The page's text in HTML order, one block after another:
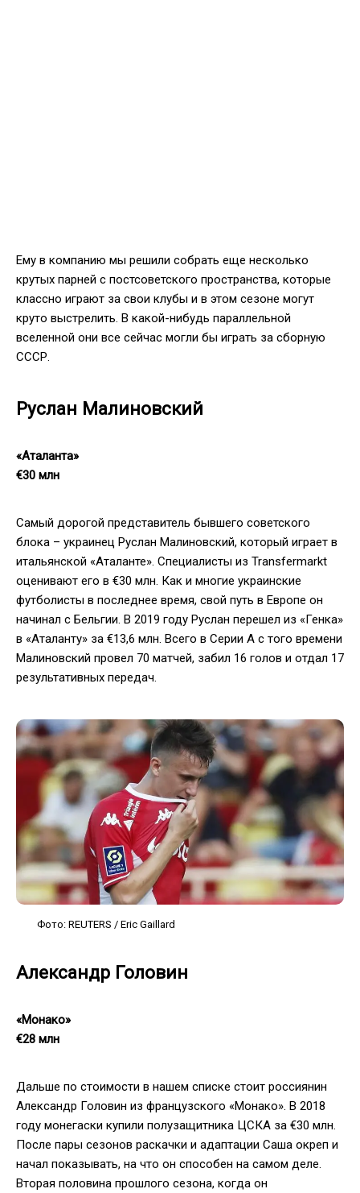
Ему в компанию мы решили собрать еще несколько
крутых парней с постсоветского пространства, которые
классно играют за свои клубы и в этом сезоне могут
круто выстрелить. В какой-нибудь параллельной
вселенной они все сейчас могли бы играть за сборную
СССР.
Руслан Малиновский
«Аталанта»
€30 млн
Самый дорогой представитель бывшего советского
блока – украинец Руслан Малиновский, который играет в
итальянской «Аталанте». Специалисты из Transfermarkt
оценивают его в €30 млн. Как и многие украинские
футболисты в последнее время, свой путь в Европе он
начинал с Бельгии. В 2019 году Руслан перешел из «Генка»
в «Аталанту» за €13,6 млн. Всего в Серии А с того времени
Малиновский провел 70 матчей, забил 16 голов и отдал 17
результативных передач.
Фото: REUTERS / Eric Gaillard
Александр Головин
«Монако»
€28 млн
Дальше по стоимости в нашем списке стоит россиянин
Александр Головин из французского «Монако». В 2018
году монегаски купили полузащитника ЦСКА за €30 млн.
После пары сезонов раскачки и адаптации Саша окреп и
начал показывать, на что он способен на самом деле.
Вторая половина прошлого сезона, когда он